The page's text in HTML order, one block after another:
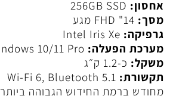
אחסון:
מסך:
גרפיקה:
מערכת הפעלה:
משקל: כ‑1.2 ק״ג
תקשורת:
מחודש ברמת החידוש הגבוהה ביותר GRADE A